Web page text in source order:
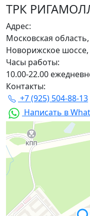
ТРК
Адрес:
Московская
Новорижское шоссе,
Часы работы:
10.00-22.00
Контакты:
+7 (925) 504-88-13
Написать в